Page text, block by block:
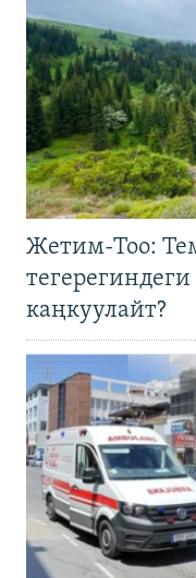
Жетим-Тоо:
каңкуулайт?